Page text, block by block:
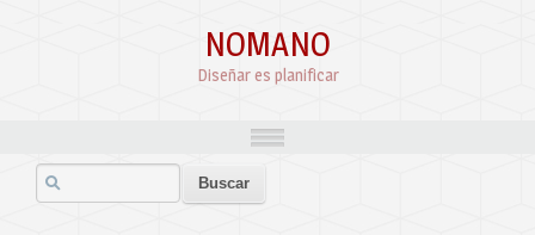
NOMANO
Diseñar es planificar